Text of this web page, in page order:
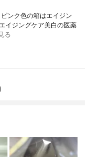
ンク色の箱はエイジン
イジングケア美白の医薬
る